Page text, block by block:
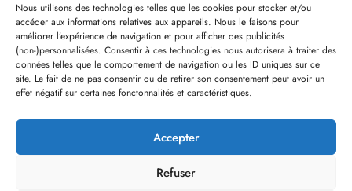
Nous utilisons des technologies telles que les cookies pour stocker et/ou
accéder aux informations relatives aux appareils. Nous le faisons pour
améliorer l’expérience de navigation et pour afficher des publicités
(non-)personnalisées. Consentir à ces technologies nous autorisera à traiter des
données telles que le comportement de navigation ou les ID uniques sur ce
site. Le fait de ne pas consentir ou de retirer son consentement peut avoir un
effet négatif sur certaines fonctonnalités et caractéristiques.
Accepter
Refuser